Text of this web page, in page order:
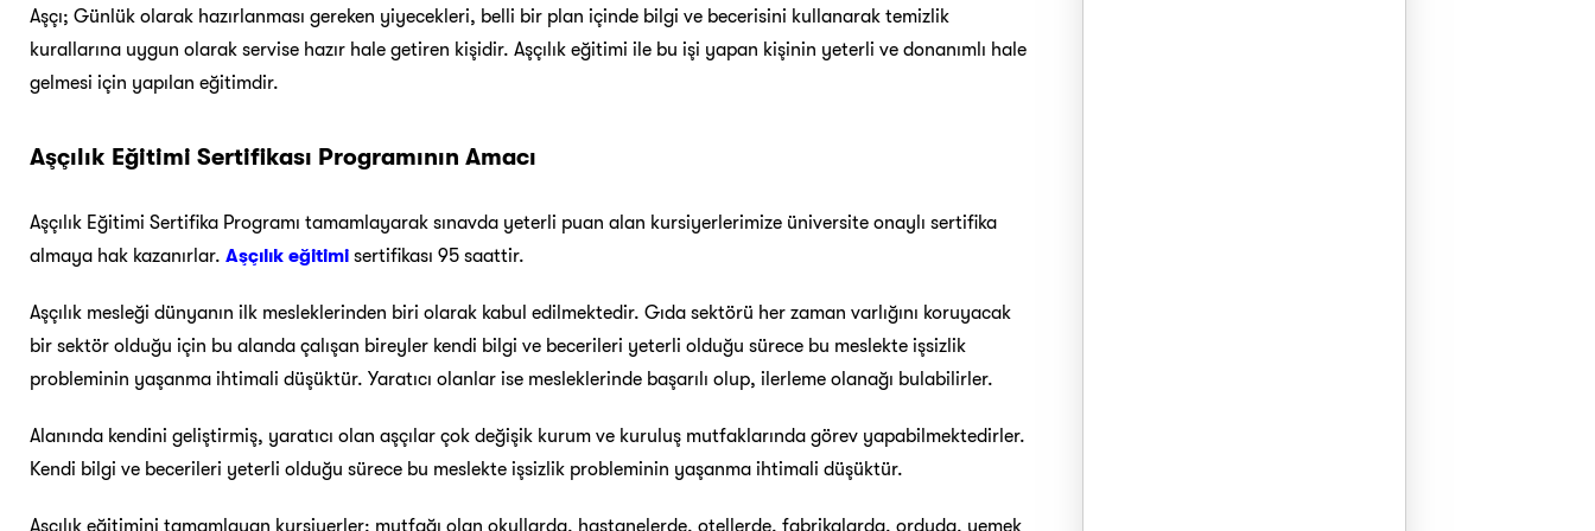
Aşçı; Günlük olarak hazırlanması gereken yiyecekleri, belli bir plan içinde bilgi ve becerisini kullanarak temizlik
kurallarına uygun olarak servise hazır hale getiren kişidir. Aşçılık eğitimi ile bu işi yapan kişinin yeterli ve donanımlı hale
gelmesi için yapılan eğitimdir.
Aşçılık Eğitimi Sertifikası Programının Amacı
Aşçılık Eğitimi Sertifika Programı tamamlayarak sınavda yeterli puan alan kursiyerlerimize üniversite onaylı sertifika
almaya hak kazanırlar. Aşçılık eğitimi sertifikası 95 saattir.
Aşçılık mesleği dünyanın ilk mesleklerinden biri olarak kabul edilmektedir. Gıda sektörü her zaman varlığını koruyacak
bir sektör olduğu için bu alanda çalışan bireyler kendi bilgi ve becerileri yeterli olduğu sürece bu meslekte işsizlik
probleminin yaşanma ihtimali düşüktür. Yaratıcı olanlar ise mesleklerinde başarılı olup, ilerleme olanağı bulabilirler.
Alanında kendini geliştirmiş, yaratıcı olan aşçılar çok değişik kurum ve kuruluş mutfaklarında görev yapabilmektedirler.
Kendi bilgi ve becerileri yeterli olduğu sürece bu meslekte işsizlik probleminin yaşanma ihtimali düşüktür.
Aşçılık eğitimini tamamlayan kursiyerler; mutfağı olan okullarda, hastanelerde, otellerde, fabrikalarda, orduda, yemek